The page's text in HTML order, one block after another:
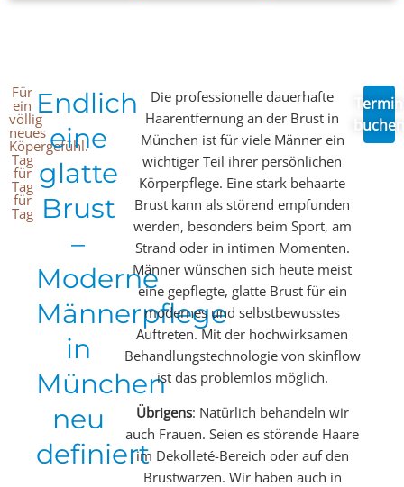
Für
ein
völlig
neues
Köpergefühl.
Tag
für
Tag
für
Tag
Endlich
eine
glatte
Brust
–
Moderne
Männerpflege
in
München
neu
definiert
Die professionelle dauerhafte
Haarentfernung an der Brust in
München ist für viele Männer ein
wichtiger Teil ihrer persönlichen
Körperpflege. Eine stark behaarte
Brust kann als störend empfunden
werden, besonders beim Sport, am
Strand oder in intimen Momenten.
Männer wünschen sich heute meist
eine gepflegte, glatte Brust für ein
modernes und selbstbewusstes
Auftreten. Mit der hochwirksamen
Behandlungstechnologie von skinflow
ist das problemlos möglich.
Übrigens: Natürlich behandeln wir
auch Frauen. Seien es störende Haare
im Dekolleté-Bereich oder auf den
Brustwarzen. Wir haben auch in
Termin
buchen